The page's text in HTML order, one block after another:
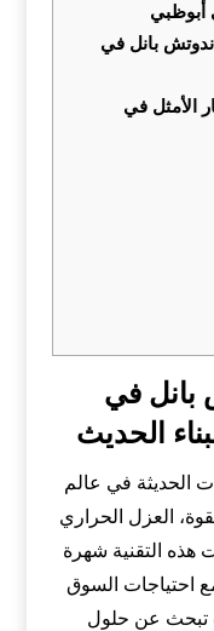
أبوظبي
بانل في
الأمثل في
بانل في
الحديث
الحديثة في عالم
العزل الحراري
هذه التقنية شهرة
احتياجات السوق
تبحث عن حلول